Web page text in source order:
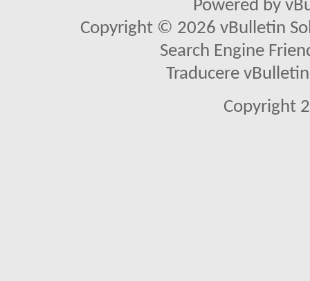
Powered by
Copyright © 2026 vBulletin
Search Engine
Traducere
Copyright